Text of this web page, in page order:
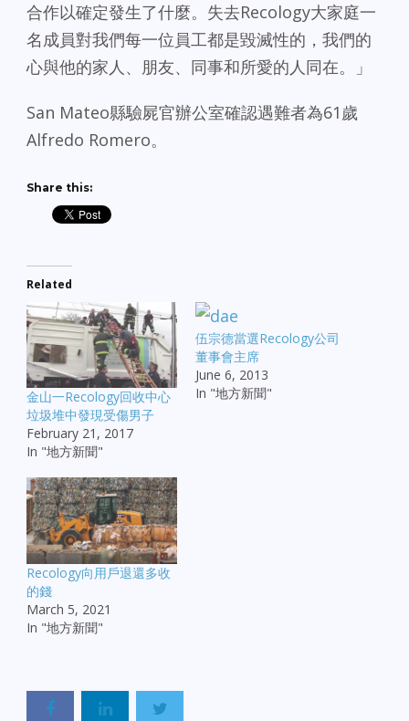
合作以確定發生了什麼。失去Recology大家庭一
名成員對我們每一位員工都是毀滅性的，我們的
心與他的家人、朋友、同事和所愛的人同在。」
San Mateo縣驗屍官辦公室確認遇難者為61歲
Alfredo Romero。
Share this:
Related
金山一Recology回收中心
垃圾堆中發現受傷男子
February 21, 2017
In "地方新聞"
伍宗德當選Recology公司
董事會主席
June 6, 2013
In "地方新聞"
Recology向用戶退還多收
的錢
March 5, 2021
In "地方新聞"